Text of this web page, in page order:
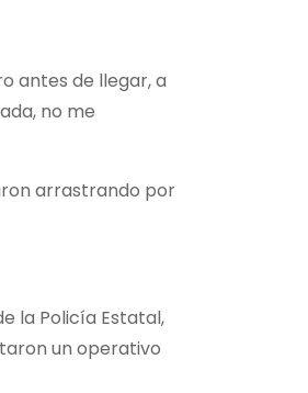
antes de llegar, a
no me
arrastrando por
la Policía Estatal,
un operativo